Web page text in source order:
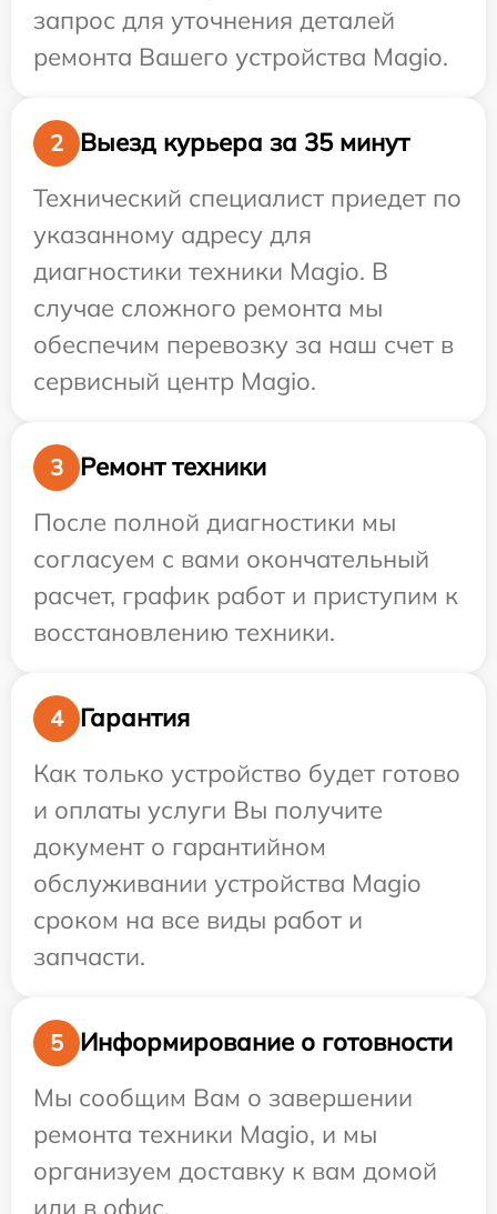
запрос для уточнения деталей
ремонта Вашего устройства Magio.
2
Выезд курьера за 35 минут
Технический специалист приедет по
указанному адресу для
диагностики техники Magio. В
случае сложного ремонта мы
обеспечим перевозку за наш счет в
сервисный центр Magio.
3
Ремонт техники
После полной диагностики мы
согласуем с вами окончательный
расчет, график работ и приступим к
восстановлению техники.
4
Гарантия
Как только устройство будет готово
и оплаты услуги Вы получите
документ о гарантийном
обслуживании устройства Magio
сроком на все виды работ и
запчасти.
5
Информирование о готовности
Мы сообщим Вам о завершении
ремонта техники Magio, и мы
организуем доставку к вам домой
или в офис.